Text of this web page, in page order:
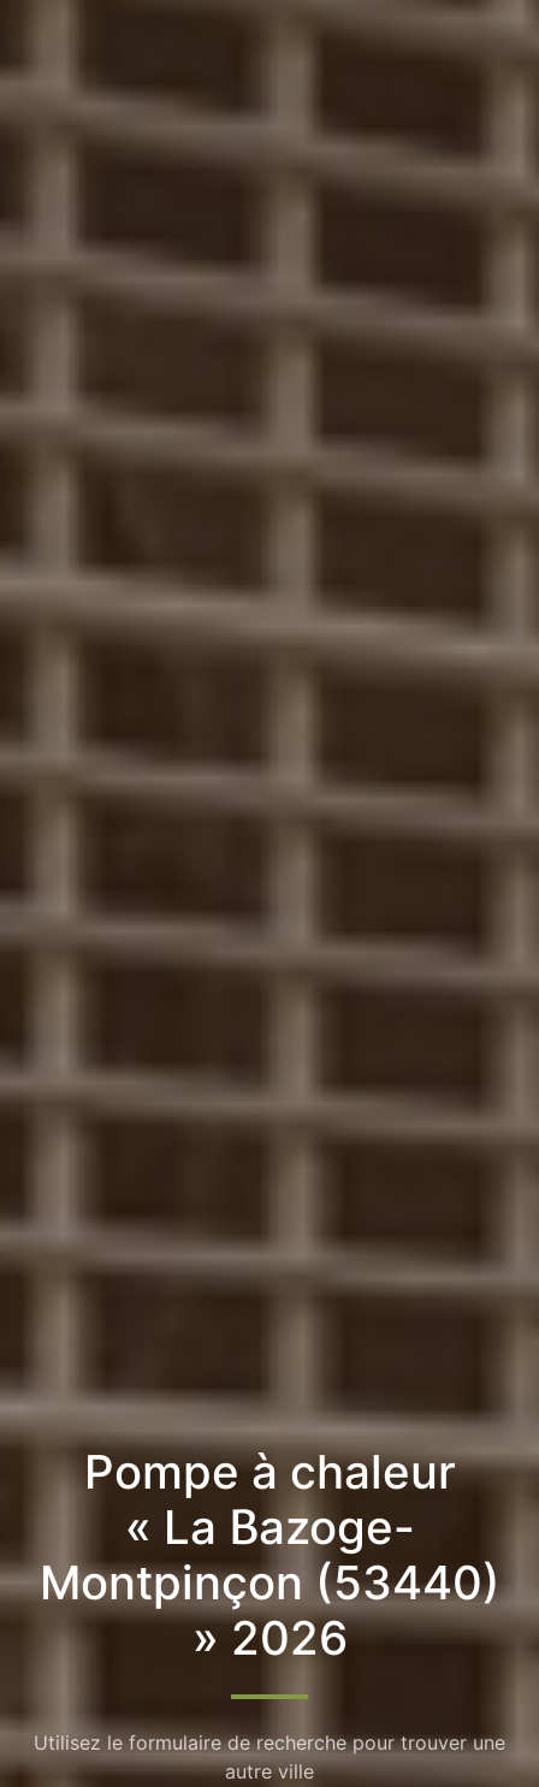
Pompe à chaleur
« La Bazoge-
Montpinçon (53440)
» 2026
Utilisez le formulaire de recherche pour trouver une
autre ville